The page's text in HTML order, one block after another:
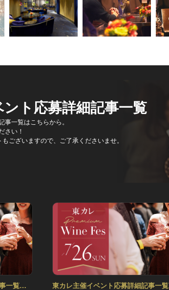
ト応募詳細記事一覧
一覧はこちらから。
さい！
ございますので、ご了承くださいませ。
一覧
東カレ主催イベント応募詳細記事一覧